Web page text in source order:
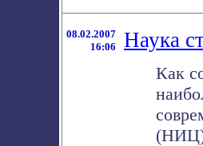
08.02.2007
16:06
Наука
Как